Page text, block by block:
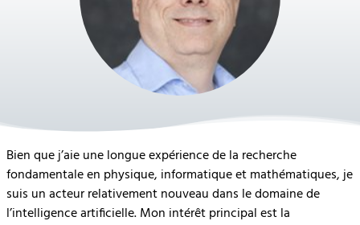
Bien que j’aie une longue expérience de la recherche
fondamentale en physique, informatique et mathématiques, je
suis un acteur relativement nouveau dans le domaine de
l’intelligence artificielle. Mon intérêt principal est la